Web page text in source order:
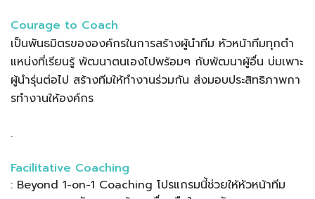
Courage to Coach
เป็นพันธมิตรขององค์กรในการสร้างผู้นําทีม หัวหน้าทีมทุกตํา
แหน่งที่เรียนรู้ พัฒนาตนเองไปพร้อมๆ กับพัฒนาผู้อื่น บ่มเพาะ
ผู้นํารุ่นต่อไป สร้างทีมให้ทํางานร่วมกัน ส่งมอบประสิทธิภาพกา
รทํางานให้องค์กร
.
Facilitative Coaching
: Beyond 1-on-1 Coaching โปรแกรมนี้ช่วยให้หัวหน้าทีม